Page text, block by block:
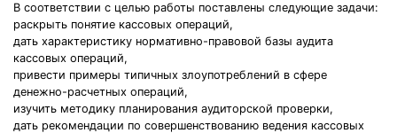
В соответствии с целью работы поставлены следующие задачи:
раскрыть понятие кассовых операций,
дать характеристику нормативно-правовой базы аудита
кассовых операций,
привести примеры типичных злоупотреблений в сфере
денежно-расчетных операций,
изучить методику планирования аудиторской проверки,
дать рекомендации по совершенствованию ведения кассовых